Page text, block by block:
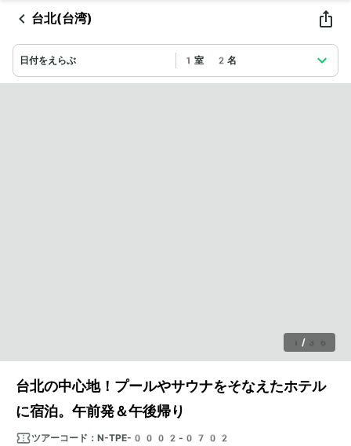
台北(台湾)
日付をえらぶ 1室 2名
1 / 36
台北の中心地！プールやサウナをそなえたホテル
に宿泊。午前発＆午後帰り
ツアーコード： N-TPE-0002-0702